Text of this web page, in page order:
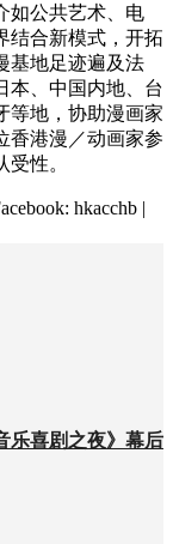
如公共艺术
电
结合新模式，开拓
基地足迹遍及法
本、中国内地、台
等地， 协助漫画家
香港漫／动画家参
受性。
hkacchb |
乐喜剧之夜》幕后